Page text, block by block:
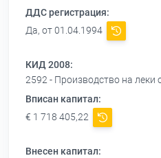
ДДС регистрация:
Да, от 01.04.1994
КИД 2008:
2592 - Производство на леки
Вписан капитал:
€ 1 718 405,22
Внесен капитал: